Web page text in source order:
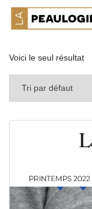
Voici le seul résultat